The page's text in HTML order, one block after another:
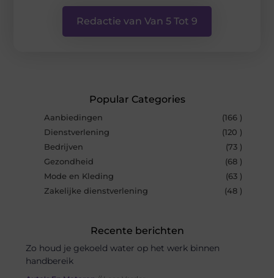
Redactie van Van 5 Tot 9
Popular Categories
Aanbiedingen
(166 )
Dienstverlening
(120 )
Bedrijven
(73 )
Gezondheid
(68 )
Mode en Kleding
(63 )
Zakelijke dienstverlening
(48 )
Recente berichten
Zo houd je gekoeld water op het werk binnen
handbereik